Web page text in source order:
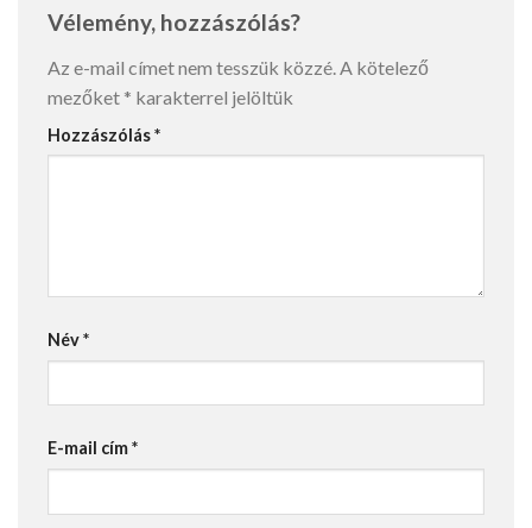
Vélemény, hozzászólás?
Az e-mail címet nem tesszük közzé. A kötelező
mezőket * karakterrel jelöltük
Hozzászólás*
Név*
E-mail cím*